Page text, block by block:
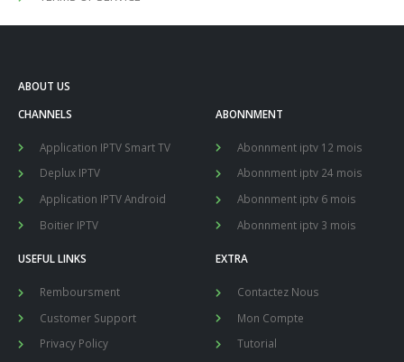
ABOUT US
CHANNELS
Application IPTV Smart TV
Deplux IPTV
Application IPTV Android
Boitier IPTV
ABONNMENT
Abonnment iptv 12 mois
Abonnment iptv 24 mois
Abonnment iptv 6 mois
Abonnment iptv 3 mois
USEFUL LINKS
Remboursment
Customer Support
Privacy Policy
EXTRA
Contactez Nous
Mon Compte
Tutorial